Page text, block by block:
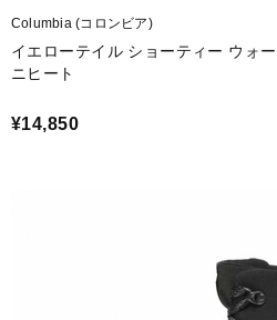
Columbia (コロンビア)
イエローテイル ショーティー ウォ
ニヒート
¥14,850